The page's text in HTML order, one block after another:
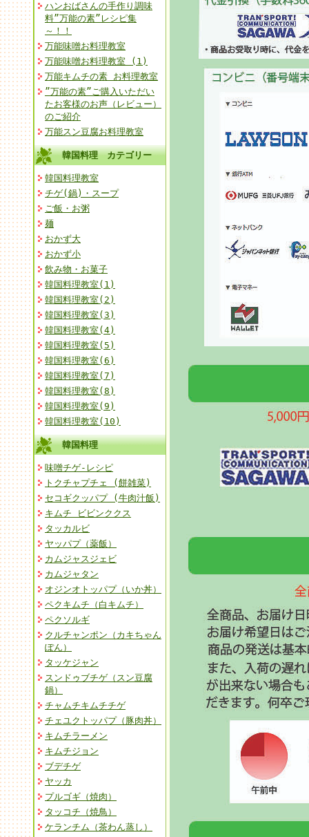
ハンおばさんの手作り調味
料”万能の素”レシピ集
～！！
万能味噌お料理教室
万能味噌お料理教室 (1)
万能キムチの素 お料理教室
”万能の素”ご購入いただい
たお客様のお声（レビュー）
のご紹介
万能スン豆腐お料理教室
韓国料理 カテゴリー
韓国料理教室
チゲ(鍋)・スープ
ご飯・お粥
麺
おかず大
おかず小
飲み物・お菓子
韓国料理教室(1)
韓国料理教室(2)
韓国料理教室(3)
韓国料理教室(4)
韓国料理教室(5)
韓国料理教室(6)
韓国料理教室(7)
韓国料理教室(8)
韓国料理教室(9)
韓国料理教室(10)
韓国料理
味噌チゲ-レシピ
トクチャプチェ (餅雑菜)
セコギクッパプ (牛肉汁飯)
キムチ ビビンククス
タッカルビ
ヤッパプ（薬飯）
カムジャスジェビ
カムジャタン
オジンオトッパプ（いか丼）
ペクキムチ（白キムチ）
ペクソルギ
クルチャンポン（カキちゃん
ぽん）
タッケジャン
スンドゥブチゲ（スン豆腐
鍋）
チャムチキムチチゲ
チェユクトッパプ（豚肉丼）
キムチラーメン
キムチジョン
ブデチゲ
ヤッカ
プルゴギ（焼肉）
タッコチ（焼鳥）
ケランチム（茶わん蒸し）